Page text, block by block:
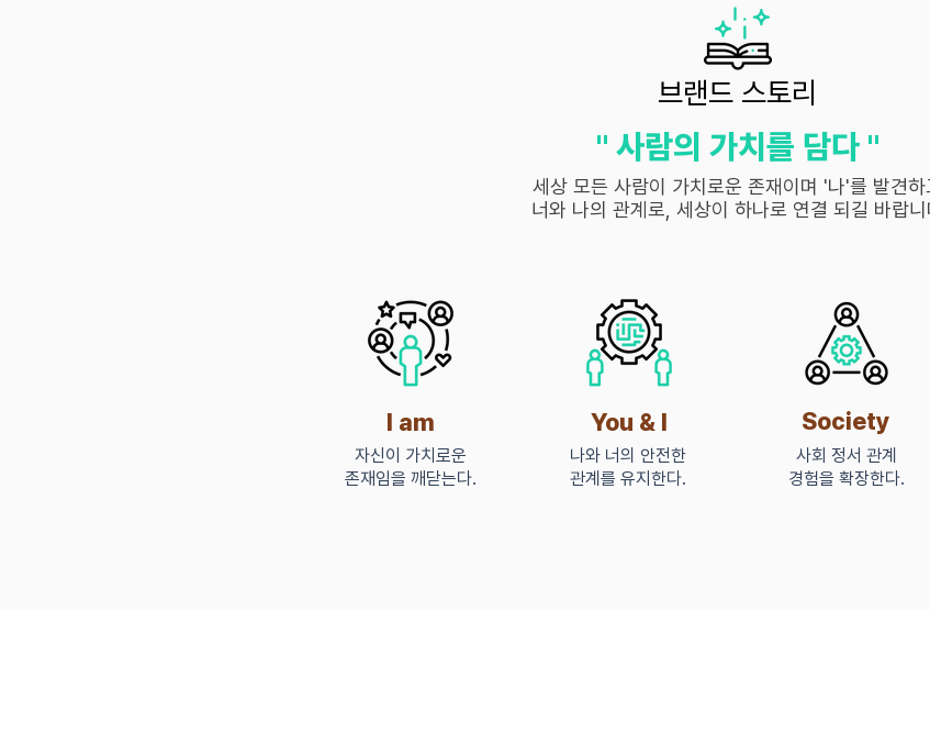
브랜드 스토리
" 사람의 가치를 담다 "​
세상 모든 사람이 가치로운 존재이며 '나'를 발견하
너와 나의 관계로, 세상이​ 하나로 연결 되길 바랍니
I am You & I Society
사회 정서 관계
경험을 확장한다.
나와 너의 안전한
관계를 유지한다.
​자신이 가치로운
존재임을 깨닫는다.